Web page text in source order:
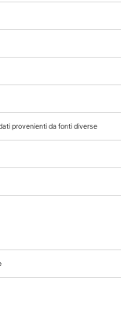
08056040960
Forlanini 21 -
2022 del